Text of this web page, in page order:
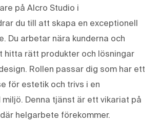
på Alcro Studio i
du till att skapa en exceptionell
Du arbetar nära kunderna och
hitta rätt produkter och lösningar
Rollen passar dig som har ett
för estetik och trivs i en
Denna tjänst är ett vikariat på
helgarbete förekommer.